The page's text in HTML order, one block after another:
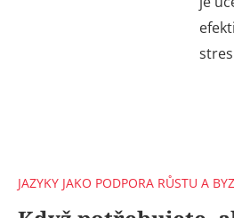
JAZYKY JAKO PODPORA RŮSTU A